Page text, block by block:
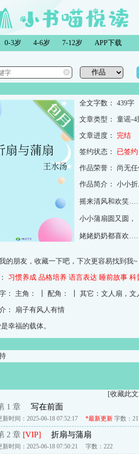
0-3岁 4-6岁 7-12岁 APP下载
全文字数：
439字
文章类型： 童谣-4
文章进度： 完结
签约状态： 已签约
作品荣誉： 尚无
作品简介： 小小折
摇来清风和欢笑
小小蒲扇圆又圆，
姥姥奶奶都喜欢
的朋友，收藏一下吧，下次更容易找到我~
习惯养成 品格培养 语言表达 睡前故事 科
： 主角： ┃ 配角： ┃ 其它：文人扇，文
： 扇子有风人有情
幸福的载体。
[收藏此
1 章 写在前面
新时间：2025-06-18 07:52:17 *最新更新 字数：
2 章 [VIP] 折扇与蒲扇
新时间：2025-06-18 07:50:21 字数：222